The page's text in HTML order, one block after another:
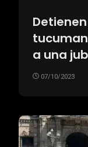
a una
07/10/2023